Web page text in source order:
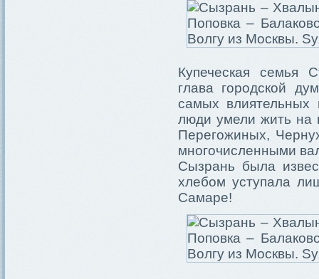
Купеческая семья
глава городской
самых
люди умели жить на
Перегожиных,
многочисленными
Сызрань была
хлебом уступала
Самаре!